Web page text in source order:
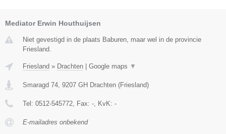
Mediator Erwin Houthuijsen
Niet gevestigd in de plaats Baburen, maar wel in de provincie
Friesland.
Friesland » Drachten Google maps ▼
Smaragd 74 9207 GH Drachten (Friesland)
Tel: 0512-545772 , Fax: - , KvK: -
E-mailadres onbekend